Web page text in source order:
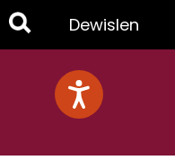
Toggle
Menu
Dewislen